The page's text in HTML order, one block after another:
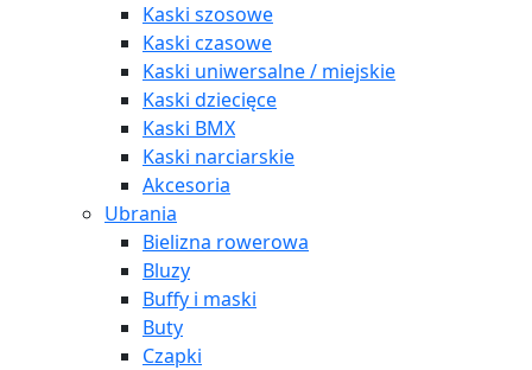
Kaski szosowe
Kaski czasowe
Kaski uniwersalne / miejskie
Kaski dziecięce
Kaski BMX
Kaski narciarskie
Akcesoria
Ubrania
Bielizna rowerowa
Bluzy
Buffy i maski
Buty
Czapki